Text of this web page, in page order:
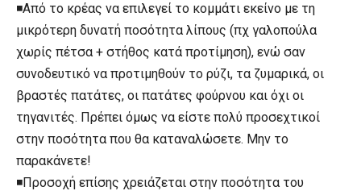
◾Από το κρέας να επιλεγεί το κομμάτι εκείνο με τη
μικρότερη δυνατή ποσότητα λίπους (πχ γαλοπούλα
χωρίς πέτσα + στήθος κατά προτίμηση), ενώ σαν
συνοδευτικό να προτιμηθούν το ρύζι, τα ζυμαρικά, oι
βραστές πατάτες, οι πατάτες φούρνου και όχι οι
τηγανιτές. Πρέπει όμως να είστε πολύ προσεχτικοί
στην ποσότητα που θα καταναλώσετε. Μην το
παρακάνετε!
◾Προσοχή επίσης χρειάζεται στην ποσότητα του